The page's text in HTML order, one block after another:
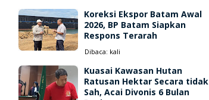
Koreksi Ekspor Batam Awal
2026, BP Batam Siapkan
Respons Terarah
Dibaca: kali
Kuasai Kawasan Hutan
Ratusan Hektar Secara tidak
Sah, Acai Divonis 6 Bulan